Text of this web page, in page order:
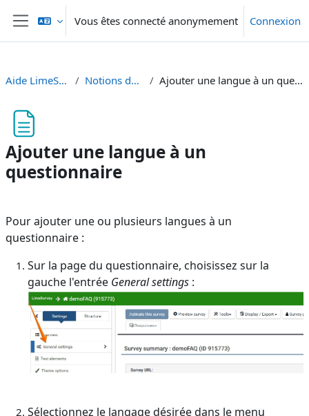
Passer au contenu principal
Panneau latéral
Vous êtes connecté anonymement Connexion
Aide LimeSurvey Notions de base Ajouter une langue à un questionnaire
Ajouter une langue à un
questionnaire
Pour ajouter une ou plusieurs langues à un
questionnaire :
Sur la page du questionnaire, choisissez sur la
gauche l'entrée General settings :
Sélectionnez le langage désirée dans le menu